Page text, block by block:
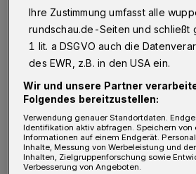
Das rechnet NACOA, die
Interessenvertretung für
Suchtfamilien, vor. Auf
heruntergerechnet dürften
13.500 Mädchen und Jungen
Die Situation vieler
die Corona-Pandemie weiter
Ihre Zustimmung umfasst alle
rundschau.de-Seiten und schließt
1 lit. a DSGVO auch die
des EWR, z.B. in den USA ein.
Wir und unsere Partner
Folgendes bereitzustellen:
Verwendung genauer Standortdaten.
Identifikation aktiv abfragen. Speichern von
Informationen auf einem Endgerät.
Inhalte, Messung von Werbeleistung und
Inhalten, Zielgruppenforschung sowie
Verbesserung von Angeboten.